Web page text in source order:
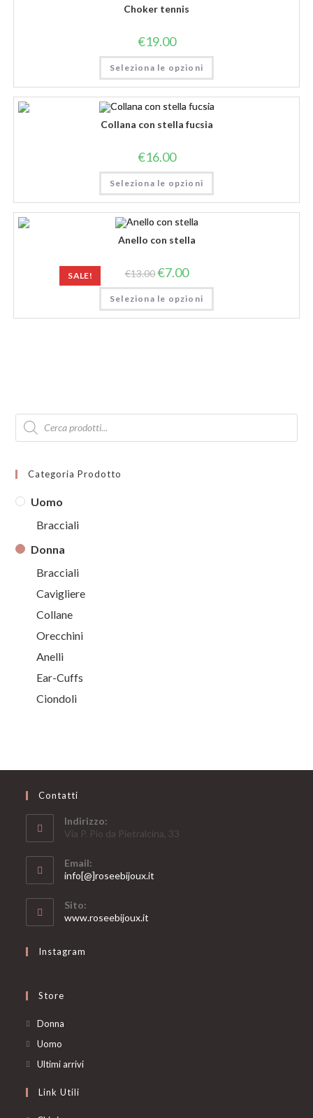
Choker tennis
€19.00
Seleziona le opzioni
Collana con stella fucsia
€16.00
Seleziona le opzioni
SALE!
Anello con stella
€13.00 €7.00
Seleziona le opzioni
Products
search
Categoria Prodotto
Uomo
Bracciali
Donna
Bracciali
Cavigliere
Collane
Orecchini
Anelli
Ear-Cuffs
Ciondoli
Contatti
Indirizzo:
Via P. Pio da Pietralcina, 33
Email:
info[@]roseebijoux.it
Sito:
www.roseebijoux.it
Instagram
Store
Donna
tab
Uomo
in
new
Ultimi arriviOpens
Link Utili